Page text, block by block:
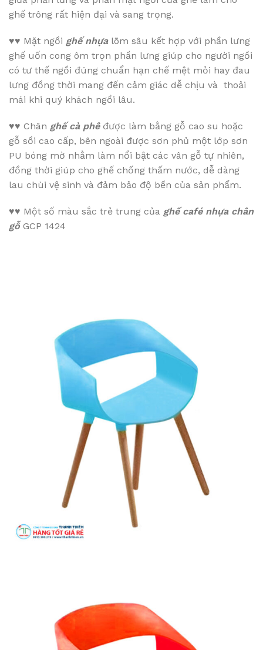
ghế trông rất hiện đại và sang trọng.
♥♥ Mặt ngồi ghế nhựalõm sâu kết hợp với phần lưng
ghế uốn cong ôm trọn phần lưng giúp cho người ngồi
có tư thế ngồi đúng chuẩn hạn chế mệt mỏi hay đau
lưng đồng thời mang đến cảm giác dễ chịu và thoải
mái khi quý khách ngồi lâu.
♥♥ Chân ghế cà phêđược làm bằng gỗ cao su hoặc
gỗ sồi cao cấp, bên ngoài được sơn phủ một lớp sơn
PU bóng mờ nhằm làm nổi bật các vân gỗ tự nhiên,
đồng thời giúp cho ghế chống thấm nước, dễ dàng
lau chùi vệ sinh và đảm bảo độ bền của sản phẩm.
♥♥ Một số màu sắc trẻ trung của ghế café nhựa chân
gỗ GCP 1424